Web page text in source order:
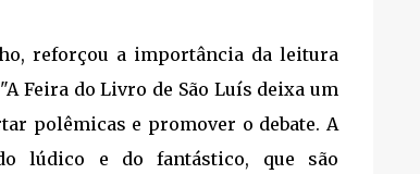
reforçou a importância da leitura
Feira do Livro de São Luís deixa um
polêmicas e promover o debate. A
lúdico e do fantástico, que são